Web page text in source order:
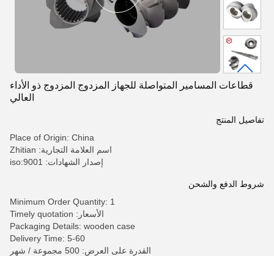
قطاعات المسامير المتواصلة للجهاز المزدوج المزدوج ذو الأداء
العالي
تفاصيل المنتج
Place of Origin: China
اسم العلامة التجارية: Zhitian
إصدار الشهادات: iso:9001
شروط الدفع والشحن
Minimum Order Quantity: 1
الأسعار: Timely quotation
Packaging Details: wooden case
Delivery Time: 5-60
القدرة على العرض: 500 مجموعة / شهر